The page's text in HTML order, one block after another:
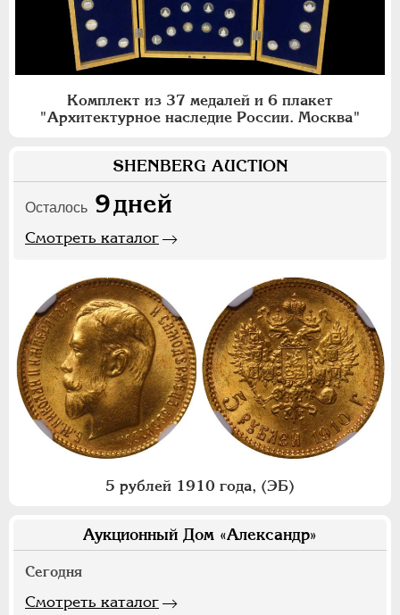
Комплект из 37 медалей и 6 плакет
"Архитектурное наследие России. Москва"
SHENBERG AUCTION
Осталось 9дней
Смотреть каталог
5 рублей 1910 года, (ЭБ)
Аукционный Дом «Александр»
Сегодня
Смотреть каталог